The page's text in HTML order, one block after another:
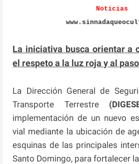
Noticias
La iniciativa busca orientar a
el respeto a la luz roja y al
La Dirección General de
Transporte Terrestre
implementación de un nuevo
vial mediante la ubicación de
esquinas de las principales
Santo Domingo, para fortalecer